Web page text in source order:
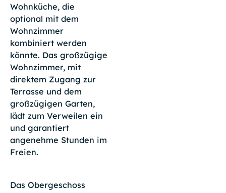
Wohnküche, die
optional mit dem
Wohnzimmer
kombiniert werden
könnte. Das großzügige
Wohnzimmer, mit
direktem Zugang zur
Terrasse und dem
großzügigen Garten,
lädt zum Verweilen ein
und garantiert
angenehme Stunden im
Freien.
Das Obergeschoss